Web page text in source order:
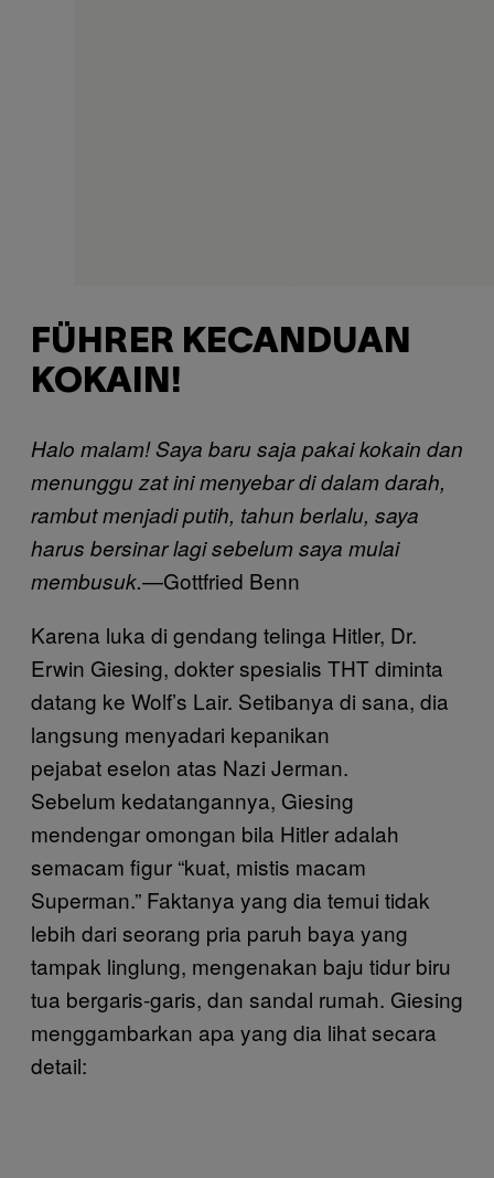
FÜHRER KECANDUAN
KOKAIN!
Halo malam! Saya baru saja pakai kokain dan
menunggu zat ini menyebar di dalam darah,
rambut menjadi putih, tahun berlalu, saya
harus bersinar lagi sebelum saya mulai
membusuk.—Gottfried Benn
Karena luka di gendang telinga Hitler, Dr.
Erwin Giesing, dokter spesialis THT diminta
datang ke Wolf’s Lair. Setibanya di sana, dia
langsung menyadari kepanikan
pejabat eselon atas Nazi Jerman.
Sebelum kedatangannya, Giesing
mendengar omongan bila Hitler adalah
semacam figur “kuat, mistis macam
Superman.” Faktanya yang dia temui tidak
lebih dari seorang pria paruh baya yang
tampak linglung, mengenakan baju tidur biru
tua bergaris-garis, dan sandal rumah. Giesing
menggambarkan apa yang dia lihat secara
detail: